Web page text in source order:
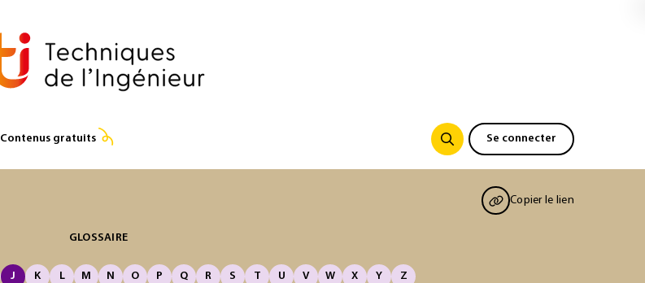
Contenus gratuits Se connecter
Copier le lien
GLOSSAIRE
J K L M N O P Q R S T U V W X Y Z